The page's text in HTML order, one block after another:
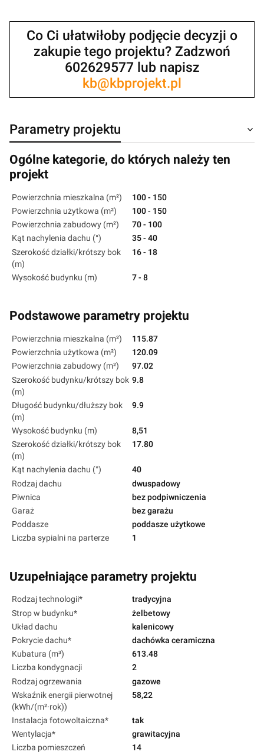
Co Ci ułatwiłoby podjęcie decyzji o
zakupie tego projektu? Zadzwoń
602629577 lub napisz
kb@kbprojekt.pl
Parametry projektu
Ogólne kategorie, do których należy ten
projekt
Powierzchnia mieszkalna (m²)
100 - 150
Powierzchnia użytkowa (m²)
100 - 150
Powierzchnia zabudowy (m²)
70 - 100
Kąt nachylenia dachu (°)
35 - 40
Szerokość działki/krótszy bok
(m)
16 - 18
Wysokość budynku (m) 7 - 8
Podstawowe parametry projektu
Powierzchnia mieszkalna (m²)
115.87
Powierzchnia użytkowa (m²)
120.09
Powierzchnia zabudowy (m²)
97.02
Szerokość budynku/krótszy bok
(m)
9.8
Długość budynku/dłuższy bok
(m)
9.9
Wysokość budynku (m)
8,51
Szerokość działki/krótszy bok
(m)
17.80
Kąt nachylenia dachu (°)
40
Rodzaj dachu
dwuspadowy
Piwnica
bez podpiwniczenia
Garaż
bez garażu
Poddasze
poddasze użytkowe
Liczba sypialni na parterze
1
Uzupełniające parametry projektu
Rodzaj technologii*
tradycyjna
Strop w budynku*
żelbetowy
Układ dachu
kalenicowy
Pokrycie dachu*
dachówka ceramiczna
Kubatura (m³)
613.48
Liczba kondygnacji
2
Rodzaj ogrzewania
gazowe
Wskaźnik energii pierwotnej
(kWh/(m²·rok))
58,22
Instalacja fotowoltaiczna*
tak
Wentylacja*
grawitacyjna
Liczba pomieszczeń
14